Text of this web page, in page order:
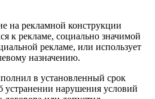
на рекламной конструкции
к рекламе, социально значимой
рекламе, или использует
назначению.
в установленный срок
устранении нарушения условий